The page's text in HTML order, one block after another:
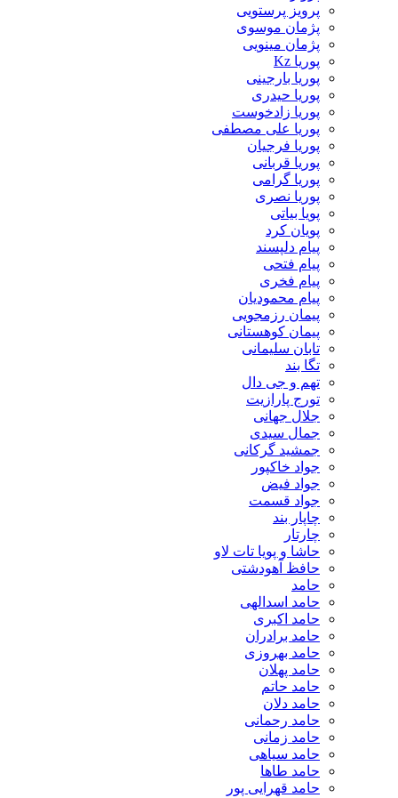
پرویز پرستویی
پژمان موسوی
پژمان مینویی
پوریا Kz
پوریا بارجینی
پوریا حیدری
پوریا زادخوست
پوریا علی مصطفی
پوریا فرجیان
پوریا قربانی
پوریا گرامی
پوریا نصری
پویا بیاتی
پویان کرد
پیام دلپسند
پیام فتحی
پیام فخری
پیام محمودیان
پیمان رزمجویی
پیمان کوهستانی
تابان سلیمانی
تگا بند
تهم و جی دال
تورج پارازیت
جلال جهانی
جمال سیدی
جمشید گرکانی
جواد خاکپور
جواد فیض
جواد قسمت
چاپار بند
چارتار
حاشا و پویا تات لاو
حافظ آهودشتی
حامد
حامد اسدالهی
حامد اکبری
حامد برادران
حامد بهروزی
حامد پهلان
حامد حاتم
حامد دلان
حامد رحمانی
حامد زمانی
حامد سیاهی
حامد طاها
حامد قهرایی پور